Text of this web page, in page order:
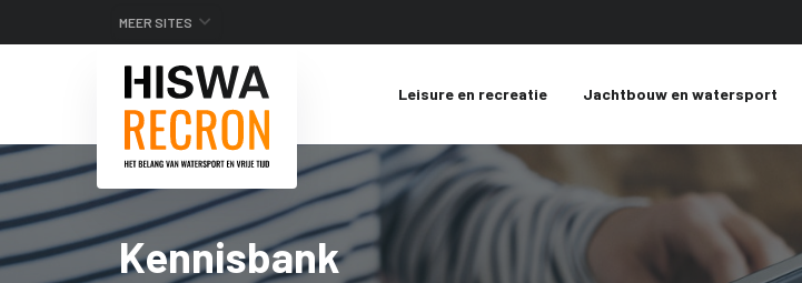
MEER SITES
Leisure en recreatie Jachtbouw en watersport
Kennisbank